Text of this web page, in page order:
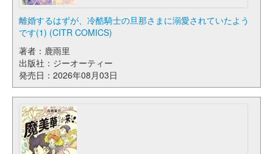
離婚するはずが、冷酷騎士の旦那さまに溺愛されていたよう
です(1) (CITR COMICS)
著者：鹿雨里
出版社：ジーオーティー
発売日：2026年08月03日